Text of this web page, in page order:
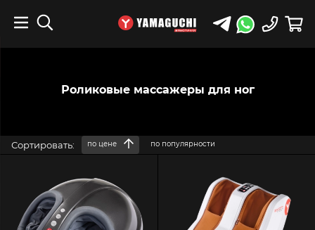
Роликовые массажеры для ног
Сортировать: по цене по популярности